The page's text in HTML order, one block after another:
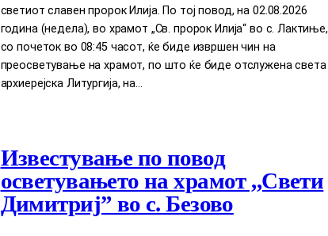
светиот славен пророк Илија. По тој повод, на 02.08.2026
година (недела), во храмот „Св. пророк Илија“ во с. Лактиње,
со почеток во 08:45 часот, ќе биде извршен чин на
преосветување на храмот, по што ќе биде отслужена света
архиерејска Литургија, на…
Известување по повод
осветувањето на храмот ,,Свети
Димитриј” во с. Безово